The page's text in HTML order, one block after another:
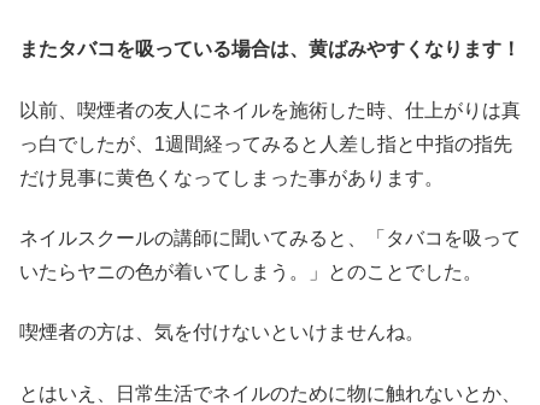
またタバコを吸っている場合は、黄ばみやすくなります！
以前、喫煙者の友人にネイルを施術した時、仕上がりは真
っ白でしたが、1週間経ってみると人差し指と中指の指先
だけ見事に黄色くなってしまった事があります。
ネイルスクールの講師に聞いてみると、「タバコを吸って
いたらヤニの色が着いてしまう。」とのことでした。
喫煙者の方は、気を付けないといけませんね。
とはいえ、日常生活でネイルのために物に触れないとか、